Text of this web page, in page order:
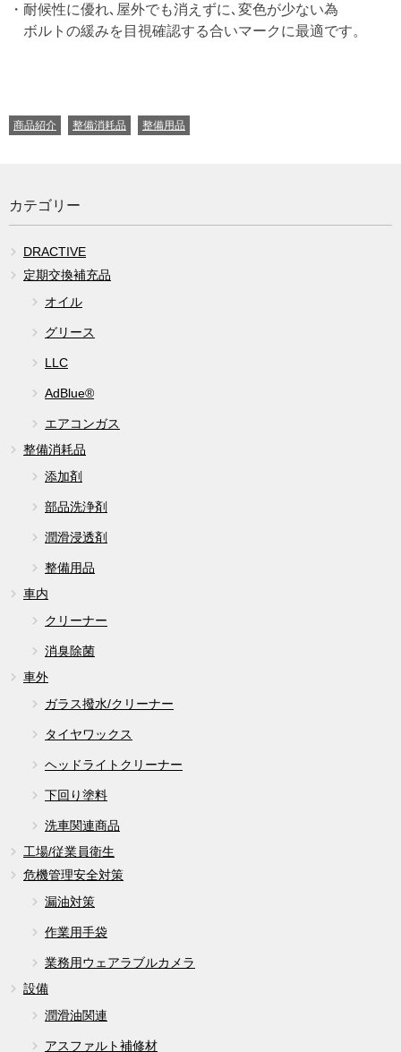
・耐候性に優れ､屋外でも消えずに､変色が少ない為
ボルトの緩みを目視確認する合いマークに最適です。
CATEGORIES
商品紹介 整備消耗品 整備用品
カテゴリー
DRACTIVE
定期交換補充品
オイル
グリース
LLC
AdBlue®
エアコンガス
整備消耗品
添加剤
部品洗浄剤
潤滑浸透剤
整備用品
車内
クリーナー
消臭除菌
車外
ガラス撥水/クリーナー
タイヤワックス
ヘッドライトクリーナー
下回り塗料
洗車関連商品
工場/従業員衛生
危機管理安全対策
漏油対策
作業用手袋
業務用ウェアラブルカメラ
設備
潤滑油関連
アスファルト補修材